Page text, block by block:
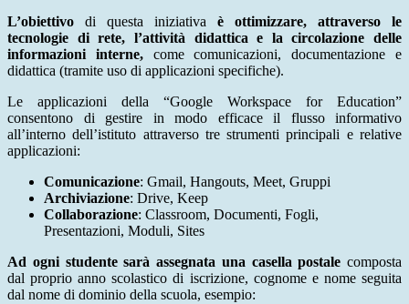
L’obiettivo di questa iniziativa è ottimizzare, attraverso le
tecnologie di rete, l’attività didattica e la circolazione delle
informazioni interne,come comunicazioni, documentazione e
didattica (tramite uso di applicazioni specifiche).
Le applicazioni della “Google Workspace for Education”
consentono di gestire in modo efficace il flusso informativo
all’interno dell’istituto attraverso tre strumenti principali e relative
applicazioni:
Comunicazione: Gmail, Hangouts, Meet, Gruppi
Archiviazione: Drive, Keep
Collaborazione: Classroom, Documenti, Fogli,
Presentazioni, Moduli, Sites
Ad ogni studente sarà assegnata una casella postale composta
dal proprio anno scolastico di iscrizione, cognome e nome seguita
dal nome di dominio della scuola, esempio: